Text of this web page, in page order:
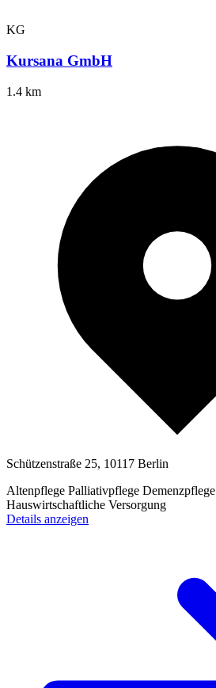
KG
Kursana GmbH
1.4 km
Schützenstraße 25, 10117 Berlin
Altenpflege Palliativpflege Demenzpflege
Hauswirtschaftliche Versorgung
Details anzeigen